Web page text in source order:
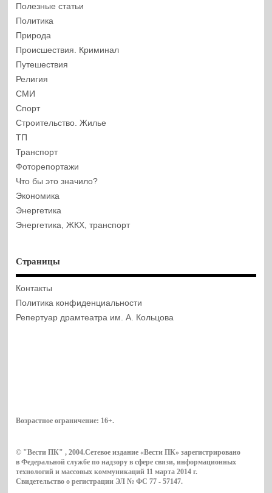
Полезные статьи
Политика
Природа
Происшествия. Криминал
Путешествия
Религия
СМИ
Спорт
Строительство. Жилье
ТП
Транспорт
Фоторепортажи
Что бы это значило?
Экономика
Энергетика
Энергетика, ЖКХ, транспорт
Страницы
Контакты
Политика конфиденциальности
Репертуар драмтеатра им. А. Кольцова
Возрастное ограничение: 16+.
© "Вести ПК" , 2004.Сетевое издание «Вести ПК» зарегистрировано
в Федеральной службе по надзору в сфере связи, информационных
технологий и массовых коммуникаций 11 марта 2014 г.
Свидетельство о регистрации ЭЛ № ФС 77 - 57147.